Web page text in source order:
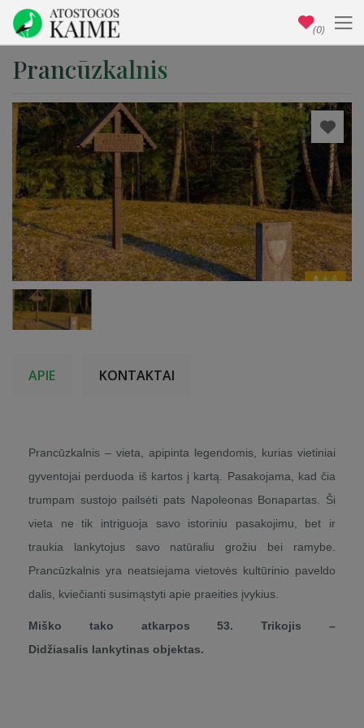
Prancūzkalnis
APIE KONTAKTAI
Prancūzkalnis – vieta, apipinta legendomis, kurias vietiniai
gyventojai perduoda iš kartos į kartą. Pasakojama, kad čia
trumpam sustojo pailsėti pats Napoleonas Bonapartas. Ši
vieta ne tik intriguoja savo istoriniu pasakojimu, bet ir
traukia lankytojus savo natūraliu grožiu bei ramybe.
Prancūzkalnis yra neatsiejama vietovės kultūrinio paveldo
dalis, kviečianti susimąstyti apie praeities įvykius.
Miško tako atkarpos 53. Trikojis –
Didžiasalis lankytinas objektas.
(0)